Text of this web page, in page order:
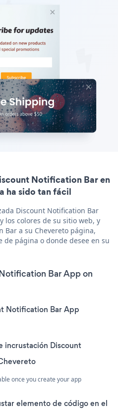
Notification Bar en
ha sido tan fácil
Discount Notification Bar
los colores de su sitio web, y
Bar a su Chevereto página,
página o donde desee en su
Bar App on
Notification Bar App
incrustación Discount
once you create your app
elemento de código en el